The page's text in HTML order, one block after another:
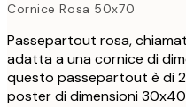
Cornice Rosa 50x70
Passepartout rosa,
adatta a una cornice di
questo passepartout è di
poster di dimensioni